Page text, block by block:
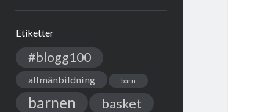
Etiketter
#blogg100
allmänbildning barn
barnen basket